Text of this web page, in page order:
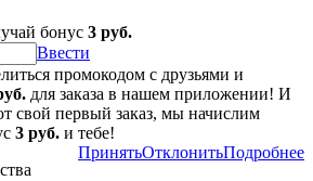
бонус 3 руб.
Ввести
промокодом с друзьями и
для заказа в нашем приложении! И
свой первый заказ, мы начислим
3 руб. и тебе!
ПринятьОтклонитьПодробнее